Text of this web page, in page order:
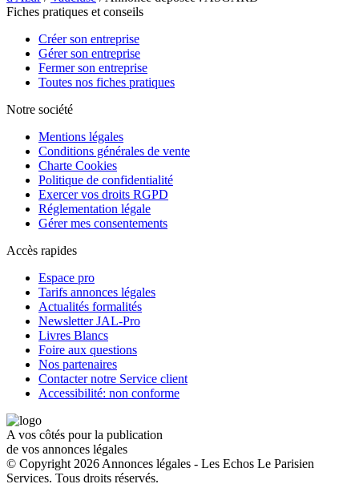
Fiches pratiques et conseils
Créer son entreprise
Gérer son entreprise
Fermer son entreprise
Toutes nos fiches pratiques
Notre société
Mentions légales
Conditions générales de vente
Charte Cookies
Politique de confidentialité
Exercer vos droits RGPD
Réglementation légale
Gérer mes consentements
Accès rapides
Espace pro
Tarifs annonces légales
Actualités formalités
Newsletter JAL-Pro
Livres Blancs
Foire aux questions
Nos partenaires
Contacter notre Service client
Accessibilité: non conforme
A vos côtés pour la publication
de vos annonces légales
© Copyright 2026 Annonces légales - Les Echos Le Parisien
Services. Tous droits réservés.